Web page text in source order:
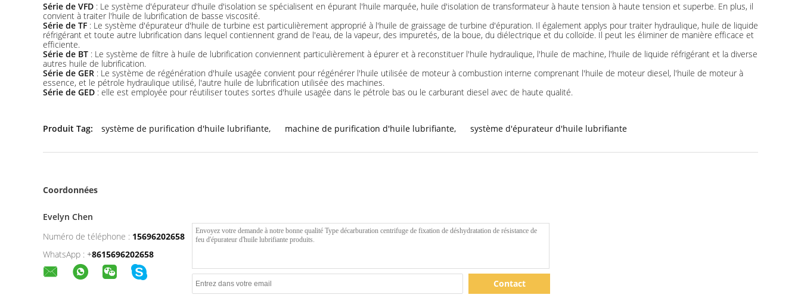
Série de VFD : Le système d'épurateur d'huile d'isolation se spécialisent en épurant l'huile marquée, huile d'isolation de transformateur à haute tension à haute tension et superbe. En plus, il
convient à traiter l'huile de lubrification de basse viscosité.
Série de TF : Le système d'épurateur d'huile de turbine est particulièrement approprié à l'huile de graissage de turbine d'épuration. Il également applys pour traiter hydraulique, huile de liquide
réfrigérant et toute autre lubrification dans lequel contiennent grand de l'eau, de la vapeur, des impuretés, de la boue, du diélectrique et du colloïde. Il peut les éliminer de manière efficace et
efficiente.
Série de BT : Le système de filtre à huile de lubrification conviennent particulièrement à épurer et à reconstituer l'huile hydraulique, l'huile de machine, l'huile de liquide réfrigérant et la diverse
autres huile de lubrification.
Série de GER : Le système de régénération d'huile usagée convient pour régénérer l'huile utilisée de moteur à combustion interne comprenant l'huile de moteur diesel, l'huile de moteur à
essence, et le pétrole hydraulique utilisé, l'autre huile de lubrification utilisée des machines.
Série de GED : elle est employée pour réutiliser toutes sortes d'huile usagée dans le pétrole bas ou le carburant diesel avec de haute qualité.
Produit Tag: système de purification d'huile lubrifiante, machine de purification d'huile lubrifiante, système d'épurateur d'huile lubrifiante
Coordonnées
Evelyn Chen
Numéro de téléphone : 15696202658
WhatsApp : +8615696202658
Contact